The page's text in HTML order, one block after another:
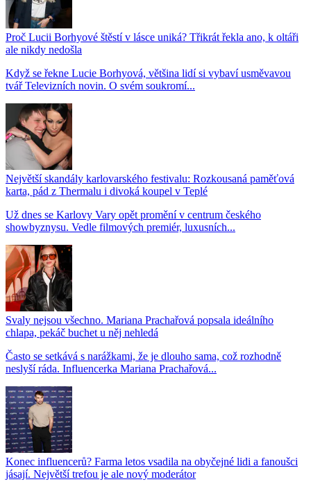
Proč Lucii Borhyové štěstí v lásce uniká? Třikrát řekla ano, k oltáři
ale nikdy nedošla
Když se řekne Lucie Borhyová, většina lidí si vybaví usměvavou
tvář Televizních novin. O svém soukromí...
Největší skandály karlovarského festivalu: Rozkousaná paměťová
karta, pád z Thermalu i divoká koupel v Teplé
Už dnes se Karlovy Vary opět promění v centrum českého
showbyznysu. Vedle filmových premiér, luxusních...
Svaly nejsou všechno. Mariana Prachařová popsala ideálního
chlapa, pekáč buchet u něj nehledá
Často se setkává s narážkami, že je dlouho sama, což rozhodně
neslyší ráda. Influencerka Mariana Prachařová...
Konec influencerů? Farma letos vsadila na obyčejné lidi a fanoušci
jásají. Největší trefou je ale nový moderátor